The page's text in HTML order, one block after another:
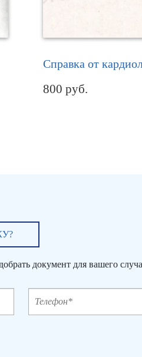
Справка от
800 руб.
документ для вашего